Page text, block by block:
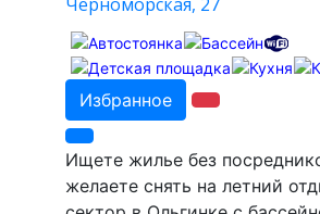
Избранное
Ищете жилье без
желаете снять на летний